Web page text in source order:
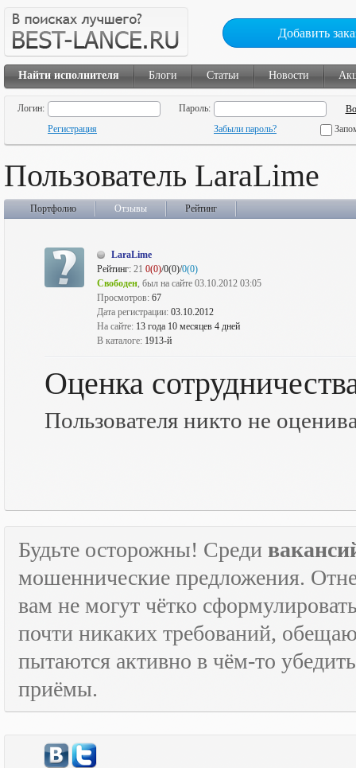
Добавить
Найти исполнителя Блоги Статьи Новости
Логин:
Пароль:
Регистрация
Забыли пароль?
Пользователь LaraLime
Портфолио Отзывы Рейтинг
LaraLime
Рейтинг: 21 0(0)/0(0)/0(0)
Свободен, был на сайте 03.10.2012 03:05
Просмотров: 67
Дата регистрации: 03.10.2012
На сайте: 13 года 10 месяцев 4 дней
В каталоге: 1913-й
Оценка
Пользователя никто не
Будьте осторожны! Среди
мошеннические предложения.
вам не могут чётко
почти никаких требований,
пытаются активно в чём-то
приёмы.